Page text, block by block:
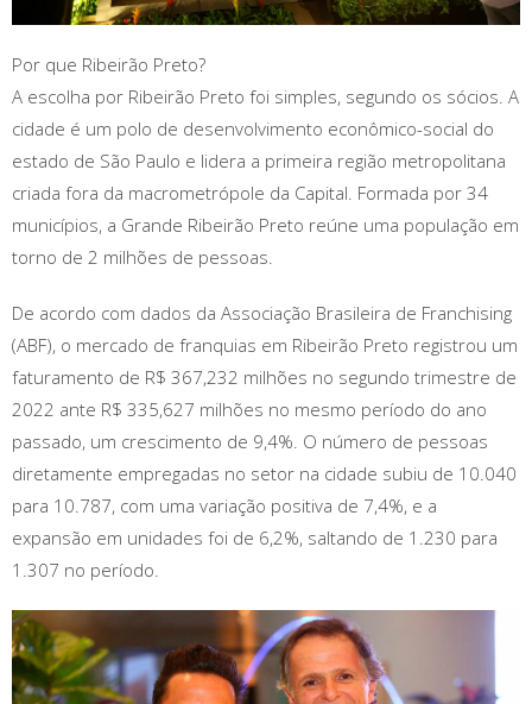
Por que Ribeirão Preto?
A escolha por Ribeirão Preto foi simples, segundo os sócios. A
cidade é um polo de desenvolvimento econômico-social do
estado de São Paulo e lidera a primeira região metropolitana
criada fora da macrometrópole da Capital. Formada por 34
municípios, a Grande Ribeirão Preto reúne uma população em
torno de 2 milhões de pessoas.
De acordo com dados da Associação Brasileira de Franchising
(ABF), o mercado de franquias em Ribeirão Preto registrou um
faturamento de R$ 367,232 milhões no segundo trimestre de
2022 ante R$ 335,627 milhões no mesmo período do ano
passado, um crescimento de 9,4%. O número de pessoas
diretamente empregadas no setor na cidade subiu de 10.040
para 10.787, com uma variação positiva de 7,4%, e a
expansão em unidades foi de 6,2%, saltando de 1.230 para
1.307 no período.